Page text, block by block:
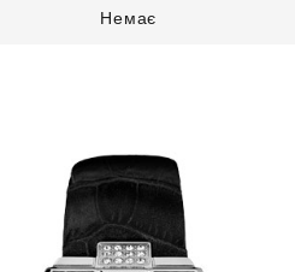
Немає